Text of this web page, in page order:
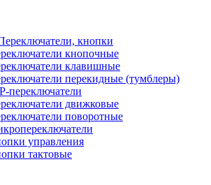
кнопки
кнопочные
клавишные
перекидные (тумблеры)
переключатели
движковые
поворотные
управления
тактовые